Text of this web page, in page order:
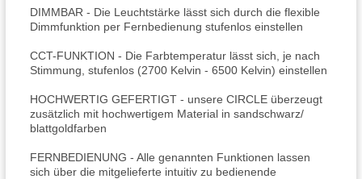
DIMMBAR - Die Leuchtstärke lässt sich durch die flexible
Dimmfunktion per Fernbedienung stufenlos einstellen
CCT-FUNKTION - Die Farbtemperatur lässt sich, je nach
Stimmung, stufenlos (2700 Kelvin - 6500 Kelvin) einstellen
HOCHWERTIG GEFERTIGT - unsere CIRCLE überzeugt
zusätzlich mit hochwertigem Material in sandschwarz/
blattgoldfarben
FERNBEDIENUNG - Alle genannten Funktionen lassen
sich über die mitgelieferte intuitiv zu bedienende